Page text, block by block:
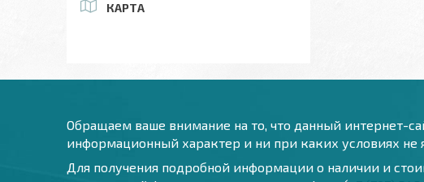
КАРТА
Обращаем ваше внимание на то, что данный интернет-
информационный характер и ни при каких условиях не
Для получения подробной информации о наличии и